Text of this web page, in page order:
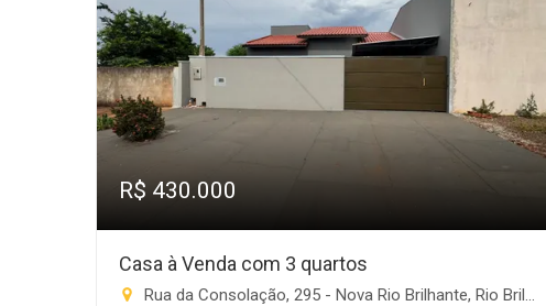
R$ 430.000
Casa à Venda com 3 quartos
Rua da Consolação, 295 - Nova Rio Brilhante, Rio Brilhante-MS